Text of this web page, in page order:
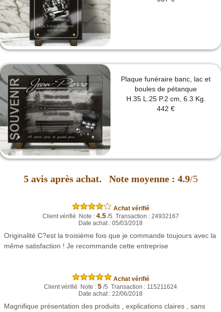
Plaque funéraire banc, lac et
boules de pétanque
H.35 L.25 P.2 cm, 6.3 Kg.
442 €
5 avis après achat. Note moyenne : 4.9/5
Achat vérifié
Client vérifié Note : 4.5/5 Transaction : 24932167
Date achat : 05/03/2018
Originalité C?est la troisième fois que je commande toujours avec la
même satisfaction ! Je recommande cette entreprise
Achat vérifié
Client vérifié Note : 5 /5 Transaction : 115211624
Date achat : 22/06/2018
Magnifique présentation des produits , explications claires , sans